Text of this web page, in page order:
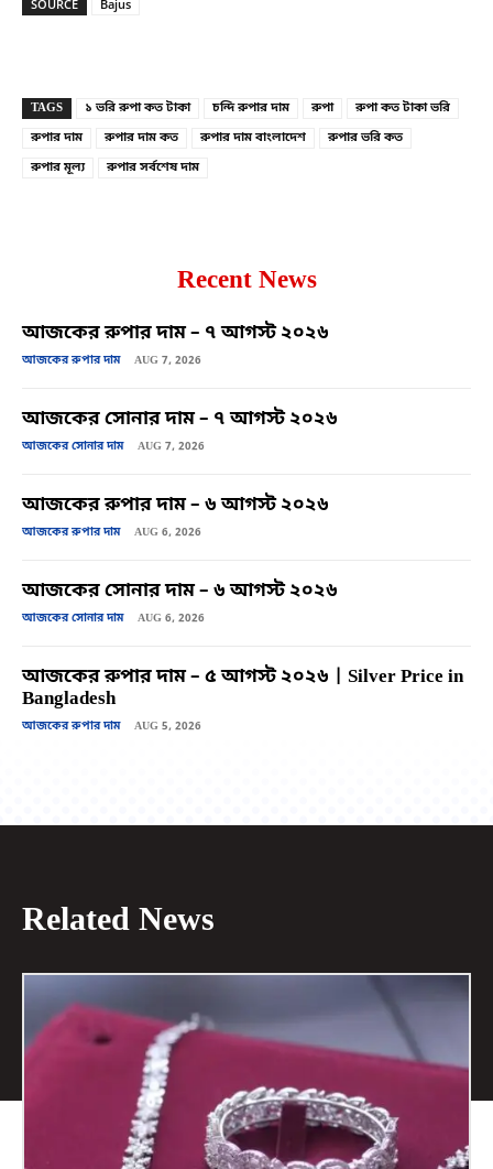
SOURCE Bajus
TAGS ১ ভরি রুপা কত টাকা চন্দি রুপার দাম রুপা
রুপা কত টাকা ভরি
রুপার দাম
রুপার দাম কত রুপার দাম বাংলাদেশ
রুপার ভরি কত
রুপার মূল্য
রুপার সর্বশেষ দাম
Recent News
আজকের রুপার দাম – ৭ আগস্ট ২০২৬
আজকের রুপার দাম AUG 7, 2026
আজকের সোনার দাম – ৭ আগস্ট ২০২৬
আজকের সোনার দাম AUG 7, 2026
আজকের রুপার দাম – ৬ আগস্ট ২০২৬
আজকের রুপার দাম AUG 6, 2026
আজকের সোনার দাম – ৬ আগস্ট ২০২৬
আজকের সোনার দাম AUG 6, 2026
আজকের রুপার দাম – ৫ আগস্ট ২০২৬ | Silver Price in
Bangladesh
আজকের রুপার দাম AUG 5, 2026
Related News